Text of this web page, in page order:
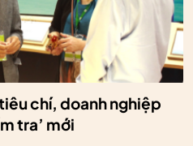
chí, doanh nghiệp
tra’ mới